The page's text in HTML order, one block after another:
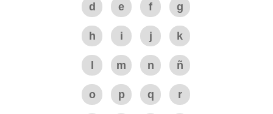
d e f g
h i j k
m n ñ
o p q r